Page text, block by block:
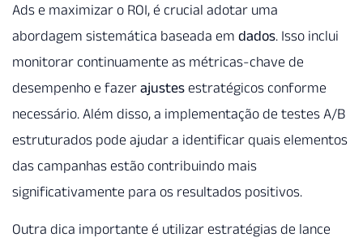
Ads e maximizar o ROI, é crucial adotar uma
abordagem sistemática baseada em dados. Isso inclui
monitorar continuamente as métricas-chave de
desempenho e fazer ajustes estratégicos conforme
necessário. Além disso, a implementação de testes A/B
estruturados pode ajudar a identificar quais elementos
das campanhas estão contribuindo mais
significativamente para os resultados positivos.
Outra dica importante é utilizar estratégias de lance